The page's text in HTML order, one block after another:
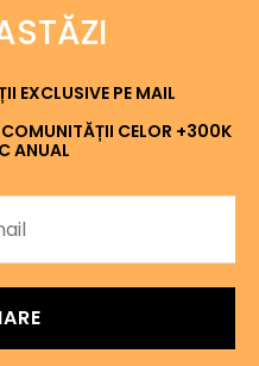
EXCLUSIVE PE MAIL
CELOR +300K
ANUAL